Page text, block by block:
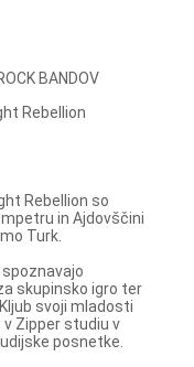
BANDOV
Rebellion
Rebellion so
in Ajdovščini
Turk.
skupinsko igro ter
svoji mladosti
v Zipper studiu v
posnetke.